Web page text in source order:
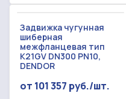
Задвижка чугунная
шиберная
межфланцевая тип
K21GV DN300 PN10,
DENDOR
от 101 357 руб./шт.